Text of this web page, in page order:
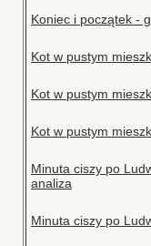
Koniec i początek -
Kot w pustym
Kot w pustym
Kot w pustym
Minuta ciszy po
analiza
Minuta ciszy po